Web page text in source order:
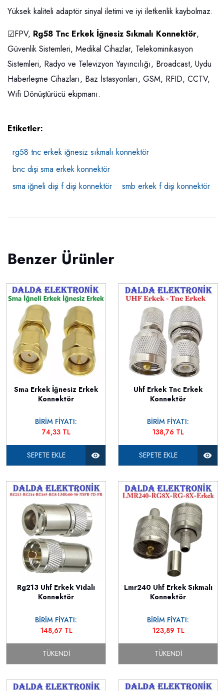
Yüksek kaliteli adaptör sinyal iletimi ve iyi iletkenlik kaybolmaz.
☑FPV, Rg58 Tnc Erkek İğnesiz Sıkmalı Konnektör,
Güvenlik Sistemleri, Medikal Cihazlar, Telekominikasyon
Sistemleri, Radyo ve Televizyon Yayıncılığı, Broadcast, Uydu
Haberleşme Cihazları, Baz İstasyonları, GSM, RFID, CCTV,
Wifi Dönüştürücü ekipmanı.
Etiketler:
rg58 tnc erkek iğnesiz sıkmalı konnektör
bnc dişi sma erkek konnektör
sma iğneli dişi f dişi konnektör
smb erkek f dişi konnektör
Benzer Ürünler
Sma Erkek İğnesiz Erkek
Konnektör
BİRİM FİYATI:
74,33 TL
SEPETE EKLE
Uhf Erkek Tnc Erkek
Konnektör
BİRİM FİYATI:
138,76 TL
SEPETE EKLE
Rg213 Uhf Erkek Vidalı
Konnektör
BİRİM FİYATI:
148,67 TL
TÜKENDI
Lmr240 Uhf Erkek Sıkmalı
Konnektör
BİRİM FİYATI:
123,89 TL
TÜKENDI